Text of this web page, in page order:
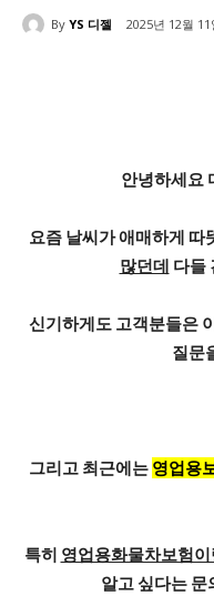
By YS 디젤 2025년 12월 11
안녕하세요
요즘 날씨가 애매하게 따
많던데 다들
신기하게도 고객분들은
질문
그리고 최근에는 영업용
특히 영업용화물차보험
알고 싶다는